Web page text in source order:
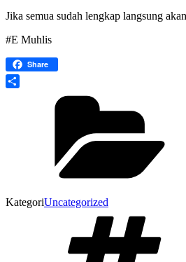
Jika semua sudah lengkap langsung
#E Muhlis
Share
KategoriUncategorized